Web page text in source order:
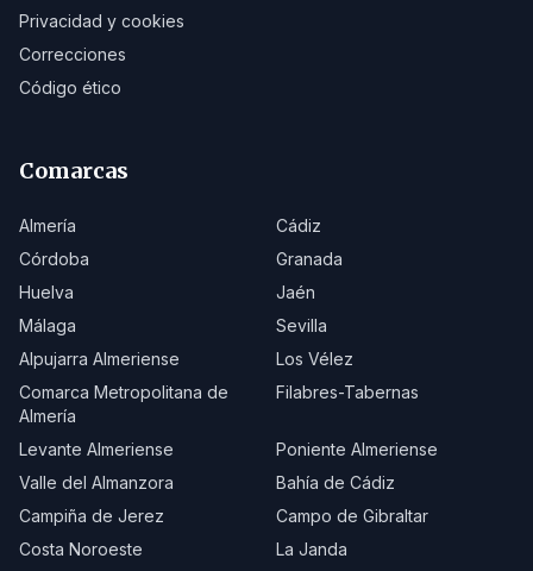
Privacidad y cookies
Correcciones
Código ético
Comarcas
Almería
Cádiz
Córdoba
Granada
Huelva
Jaén
Málaga
Sevilla
Alpujarra Almeriense
Los Vélez
Comarca Metropolitana de
Almería
Filabres-Tabernas
Levante Almeriense
Poniente Almeriense
Valle del Almanzora
Bahía de Cádiz
Campiña de Jerez
Campo de Gibraltar
Costa Noroeste
La Janda